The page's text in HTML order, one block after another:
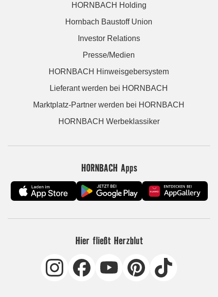
HORNBACH Holding
Hornbach Baustoff Union
Investor Relations
Presse/Medien
HORNBACH Hinweisgebersystem
Lieferant werden bei HORNBACH
Marktplatz-Partner werden bei HORNBACH
HORNBACH Werbeklassiker
HORNBACH Apps
Hier fließt Herzblut